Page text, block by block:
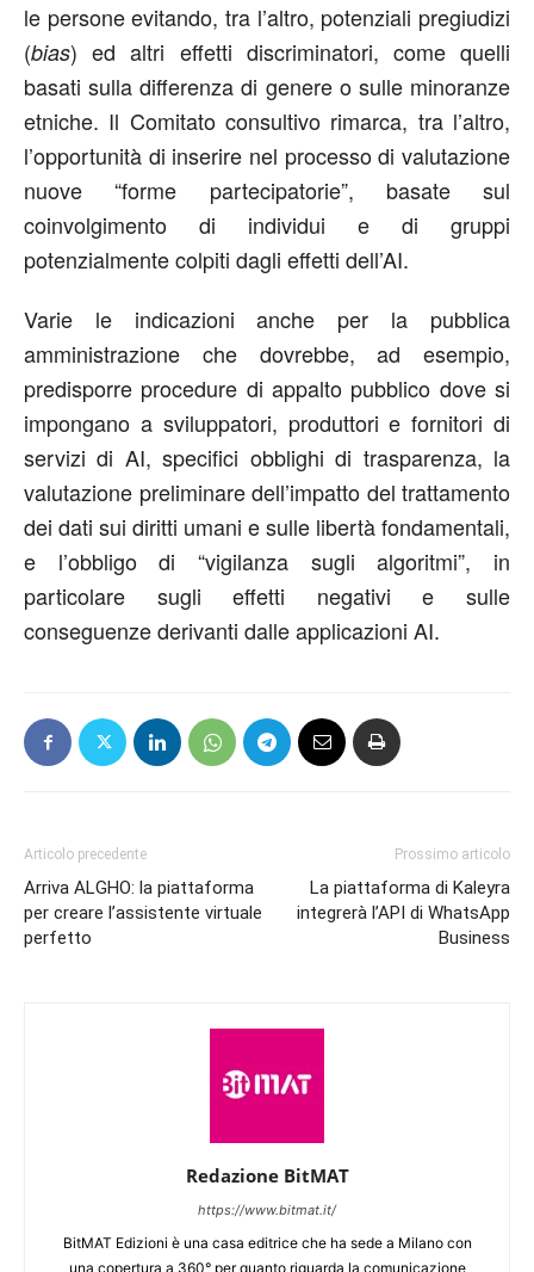
le persone evitando, tra l’altro, potenziali pregiudizi
(bias) ed altri effetti discriminatori, come quelli
basati sulla differenza di genere o sulle minoranze
etniche. Il Comitato consultivo rimarca, tra l’altro,
l’opportunità di inserire nel processo di valutazione
nuove “forme partecipatorie”, basate sul
coinvolgimento di individui e di gruppi
potenzialmente colpiti dagli effetti dell’AI.
Varie le indicazioni anche per la pubblica
amministrazione che dovrebbe, ad esempio,
predisporre procedure di appalto pubblico dove si
impongano a sviluppatori, produttori e fornitori di
servizi di AI, specifici obblighi di trasparenza, la
valutazione preliminare dell’impatto del trattamento
dei dati sui diritti umani e sulle libertà fondamentali,
e l’obbligo di “vigilanza sugli algoritmi”, in
particolare sugli effetti negativi e sulle
conseguenze derivanti dalle applicazioni AI.
Articolo precedente
Arriva ALGHO: la piattaforma
per creare l’assistente virtuale
perfetto
Prossimo articolo
La piattaforma di Kaleyra
integrerà l’API di WhatsApp
Business
Redazione BitMAT
https://www.bitmat.it/
BitMAT Edizioni è una casa editrice che ha sede a Milano con
una copertura a 360° per quanto riguarda la comunicazione